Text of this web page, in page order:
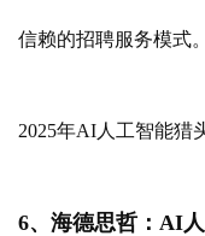
信赖的招聘服务模式。
2025年AI人工智能猎
6、海德思哲：AI